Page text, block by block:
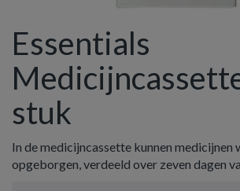
Essentials
stuk
In de medicijncassette kunnen medicijnen
opgeborgen, verdeeld over zeven dagen